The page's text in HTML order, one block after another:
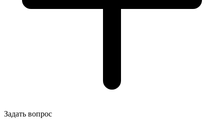
Задать вопрос